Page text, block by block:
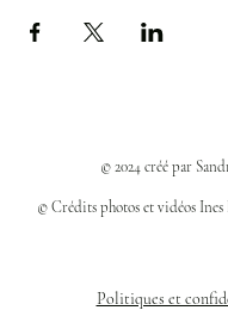
© 2024 créé par
© Crédits photos et vidéos Ines
Politiques et